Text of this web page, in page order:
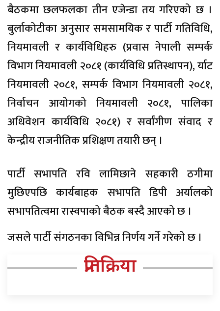
बैठकमा छलफलका तीन एजेन्डा तय गरिएको छ ।
बुर्लाकोटीका अनुसार समसामयिक र पार्टी गतिविधि,
नियमावली र कार्यविधिहरु (प्रवास नेपाली सम्पर्क
विभाग नियमावली २०८१ (कार्यविधि प्रतिस्थापन), र्याट
नियमावली २०८१, सम्पर्क विभाग नियमावली २०८१,
निर्वाचन आयोगको नियमावली २०८१, पालिका
अधिवेशन कार्यविधि २०८१) र सर्वांगीण संवाद र
केन्द्रीय राजनीतिक प्रशिक्षण तयारी छन् ।
पार्टी सभापति रवि लामिछाने सहकारी ठगीमा
मुछिएपछि कार्यबाहक सभापति डिपी अर्यालको
सभापतित्वमा रास्वपाको बैठक बस्दै आएको छ ।
जसले पार्टी संगठनका विभिन्न निर्णय गर्ने गरेको छ ।
प्रतिक्रिया